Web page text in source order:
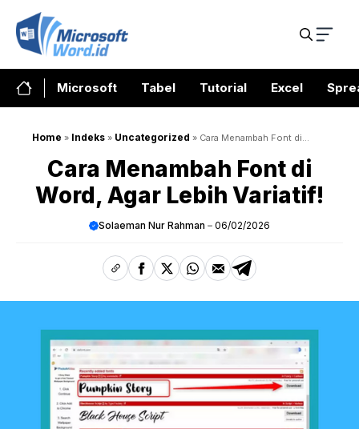
content
Microsoft Tabel Tutorial Excel
Home » Indeks » Uncategorized » Cara Menambah Font di
Word, Agar Lebih Variatif!
Cara Menambah Font di
Word, Agar Lebih Variatif!
Solaeman Nur Rahman 06/02/2026